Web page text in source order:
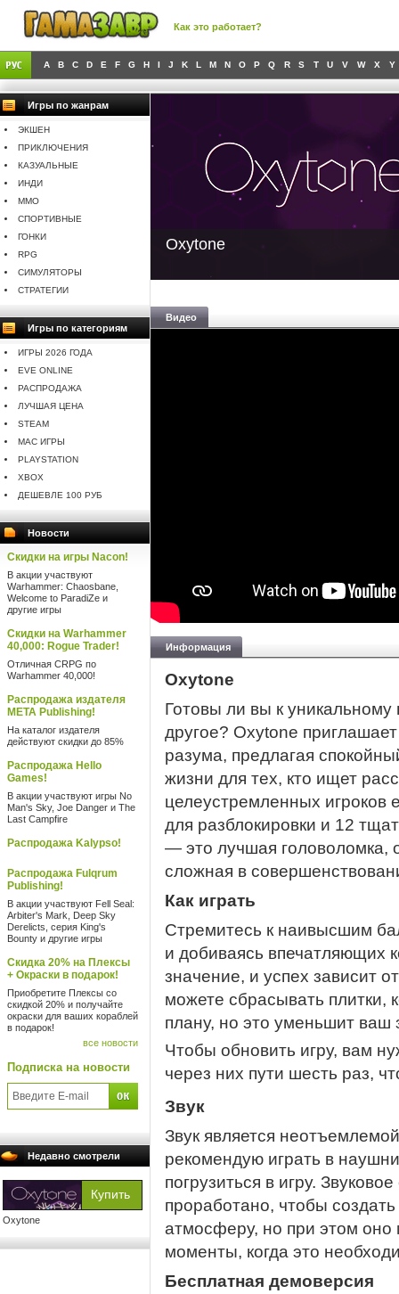
Как это работает?
A B C D E F G H I J K L M N O P Q R S T U V W X Y
Игры по жанрам
ЭКШЕН
ПРИКЛЮЧЕНИЯ
КАЗУАЛЬНЫЕ
ИНДИ
MMO
СПОРТИВНЫЕ
ГОНКИ
RPG
СИМУЛЯТОРЫ
СТРАТЕГИИ
Игры по категориям
ИГРЫ 2026 ГОДА
EVE ONLINE
РАСПРОДАЖА
ЛУЧШАЯ ЦЕНА
STEAM
MAC ИГРЫ
PLAYSTATION
XBOX
ДЕШЕВЛЕ 100 РУБ
Новости
Скидки на игры Nacon!
В акции участвуют
Warhammer: Chaosbane,
Welcome to ParadiZe и
другие игры
Скидки на Warhammer
40,000: Rogue Trader!
Отличная CRPG по
Warhammer 40,000!
Распродажа издателя
META Publishing!
На каталог издателя
действуют скидки до 85%
Распродажа Hello
Games!
В акции участвуют игры No
Man's Sky, Joe Danger и The
Last Campfire
Распродажа Kalypso!
Распродажа Fulqrum
Publishing!
В акции участвуют Fell Seal:
Arbiter's Mark, Deep Sky
Derelicts, серия King's
Bounty и другие игры
Скидка 20% на Плексы
+ Окраски в подарок!
Приобретите Плексы со
скидкой 20% и получайте
окраски для ваших кораблей
в подарок!
все новости
Подписка на новости
Недавно смотрели
Oxytone
Oxytone
Видео
Информация
Oxytone
Готовы ли вы к
другое? Oxytone
разума, предлагая
жизни для тех, кто ищет
целеустремленных игроков
для разблокировки и 12
— это лучшая головоломка,
сложная в
Как играть
Стремитесь к наивысшим
и добиваясь впечатляющих
значение, и успех зависит
можете сбрасывать плитки,
плану, но это уменьшит ваш
Чтобы обновить игру, вам
через них пути шесть раз,
Звук
Звук является
рекомендую играть в
погрузиться в игру.
проработано, чтобы
атмосферу, но при этом
моменты, когда это
Бесплатная демоверсия